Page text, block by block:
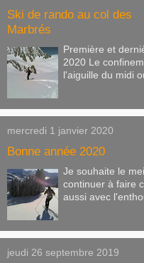
Ski de rando au col des
Marbrés
Première et
2020 Le
l'aiguille du midi
mercredi 1 janvier 2020
Bonne année 2020
Je souhaite le
continuer à faire
aussi avec
jeudi 26 septembre 2019